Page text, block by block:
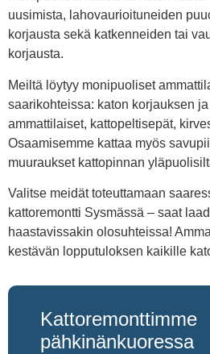
uusimista, lahovaurioituneiden
korjausta sekä katkenneiden tai
korjausta.
Meiltä löytyy monipuoliset
saarikohteissa: katon korjauksen
ammattilaiset, kattopeltisepät,
Osaamisemme kattaa myös
muuraukset kattopinnan
Valitse meidät toteuttamaan
kattoremontti Sysmässä – saat
haastavissakin olosuhteissa!
kestävän lopputuloksen kaikille
Kattoremonttimme
pähkinänkuoressa